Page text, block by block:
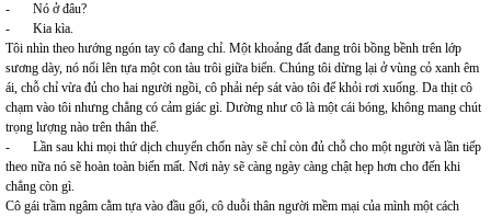
- Nó ở đâu?
- Kia kìa.
Tôi nhìn theo hướng ngón tay cô đang chỉ. Một khoảng đất đang trôi bồng bềnh trên lớp
sương dày, nó nổi lên tựa một con tàu trôi giữa biển. Chúng tôi dừng lại ở vùng cỏ xanh êm
ái, chỗ chỉ vừa đủ cho hai người ngồi, cô phải nép sát vào tôi để khỏi rơi xuống. Da thịt cô
chạm vào tôi nhưng chẳng có cảm giác gì. Dường như cô là một cái bóng, không mang chút
trọng lượng nào trên thân thể.
- Lần sau khi mọi thứ dịch chuyển chốn này sẽ chỉ còn đủ chỗ cho một người và lần tiếp
theo nữa nó sẽ hoàn toàn biến mất. Nơi này sẽ càng ngày càng chật hẹp hơn cho đến khi
chẳng còn gì.
Cô gái trầm ngâm cằm tựa vào đầu gối, cô duỗi thân người mềm mại của mình một cách